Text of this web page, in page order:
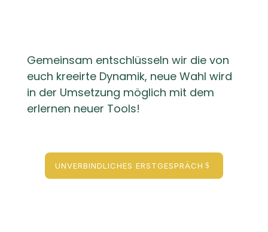
Gemeinsam entschlüsseln wir die von
euch kreeirte Dynamik, neue Wahl wird
in der Umsetzung möglich mit dem
erlernen neuer Tools!
UNVERBINDLICHES ERSTGESPRÄCH